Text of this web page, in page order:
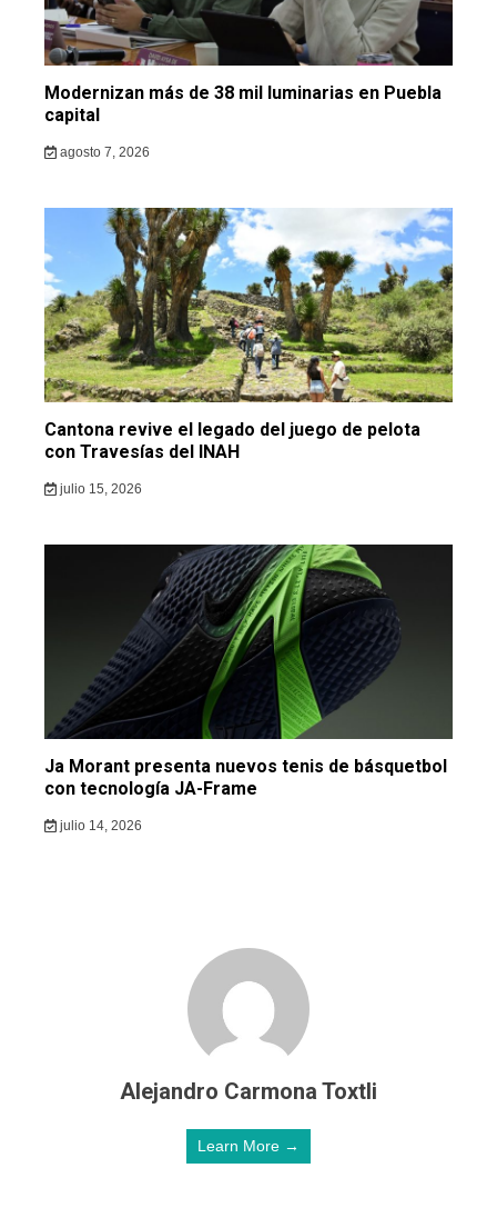
Modernizan más de 38 mil luminarias en Puebla
capital
agosto 7, 2026
Cantona revive el legado del juego de pelota
con Travesías del INAH
julio 15, 2026
Ja Morant presenta nuevos tenis de básquetbol
con tecnología JA-Frame
julio 14, 2026
Alejandro Carmona Toxtli
Learn More →